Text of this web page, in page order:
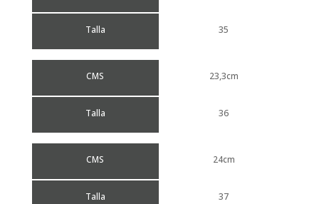
Talla 35
CMS
Talla
23,3cm
36
CMS
Talla
24cm
37